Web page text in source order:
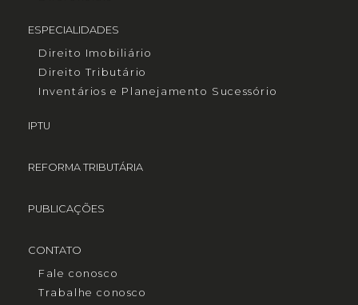
ESPECIALIDADES
Direito Imobiliário
Direito Tributário
Inventários e Planejamento Sucessório
IPTU
REFORMA TRIBUTÁRIA
PUBLICAÇÕES
CONTATO
Fale conosco
Trabalhe conosco